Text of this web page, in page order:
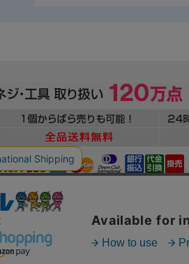
よびコンテンツの最適な提供、トラフ